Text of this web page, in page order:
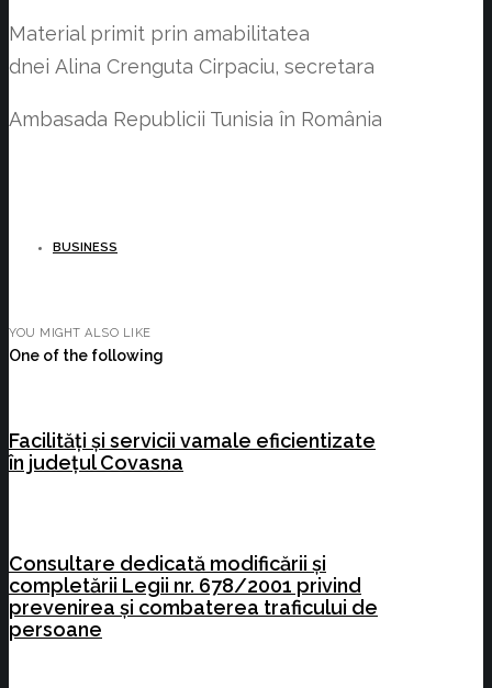
Material primit prin amabilitatea
dnei Alina Crenguta Cirpaciu, secretara
Ambasada Republicii Tunisia în România
BUSINESS
YOU MIGHT ALSO LIKE
One of the following
Facilități și servicii vamale eficientizate
în județul Covasna
Consultare dedicată modificării și
completării Legii nr. 678/2001 privind
prevenirea și combaterea traficului de
persoane